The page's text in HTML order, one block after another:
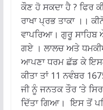
ਕੌਣ ਹੋ ਸਕਦਾ ਹੈ ? ਫਿਰ
ਰਾਖਾ ਪ੍ਰਭ ਤਾਕਾ ।।
ਵਾਪਰਿਆ। ਗੁਰੂ ਸਾਹਿਬ
ਗਏ । ਲਾਲਚ ਅਤੇ
ਆਪਣਾ ਧਰਮ ਛੱਡ ਕੇ
ਕੀਤਾ ਤਾਂ 11 ਨਵੰਬਰ
ਜੀ ਨੂੰ ਜਨਤਕ ਤੌਰ ‘ਤੇ
ਦਿੱਤਾ ਗਿਆ। ਇਸ ਤੋਂ